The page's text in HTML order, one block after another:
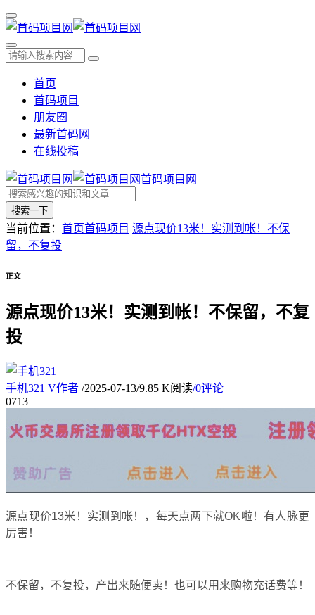
首页
首码项目
朋友圈
最新首码网
在线投稿
首码项目网
搜索一下
当前位置： 首页首码项目 源点现价13米！实测到帐！不保
留，不复投
正文
源点现价13米！实测到帐！不保留，不复
投
手机321 V作者 /2025-07-13/9.85 K阅读/0评论
0713
源点现价13米！实测到帐！，每天点两下就OK啦！有人脉更
厉害！
不保留，不复投，产出来随便卖！也可以用来购物充话费等！